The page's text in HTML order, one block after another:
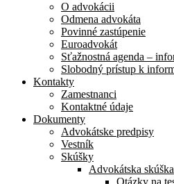
O advokácii
Odmena advokáta
Povinné zastúpenie
Euroadvokát
Sťažnostná agenda –
Slobodný prístup k
Kontakty
Zamestnanci
Kontaktné údaje
Dokumenty
Advokátske predpisy
Vestník
Skúšky
Advokátska skúška
Otázky na